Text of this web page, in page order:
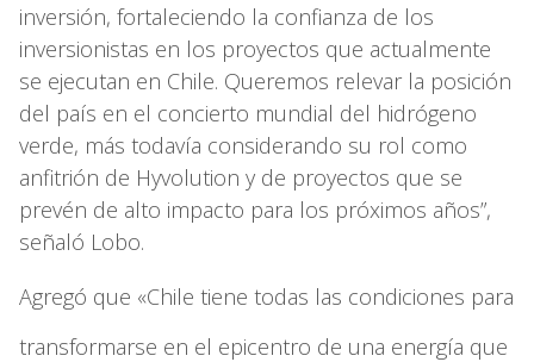
inversión, fortaleciendo la confianza de los
inversionistas en los proyectos que actualmente
se ejecutan en Chile. Queremos relevar la posición
del país en el concierto mundial del hidrógeno
verde, más todavía considerando su rol como
anfitrión de Hyvolution y de proyectos que se
prevén de alto impacto para los próximos años”,
señaló Lobo.
Agregó que «Chile tiene todas las condiciones para
transformarse en el epicentro de una energía que